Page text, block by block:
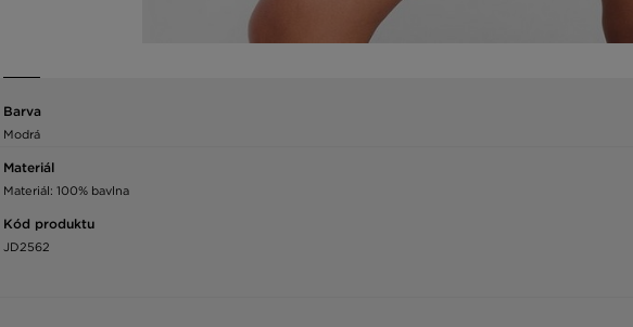
Barva
Modrá
Materiál
Materiál: 100% bavlna
Kód produktu
JD2562